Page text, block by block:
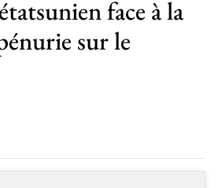
ateliers nationaux
et motions
de l’APHG
face à la
sur le